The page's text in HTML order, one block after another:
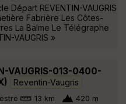
Départ REVENTIN-VAUGRIS
Fabrière Les Côtes-
La Balme Le Télégraphe
VAUGRIS »
VAUGRIS-013-0400-
Reventin-Vaugris
13 km 420 m